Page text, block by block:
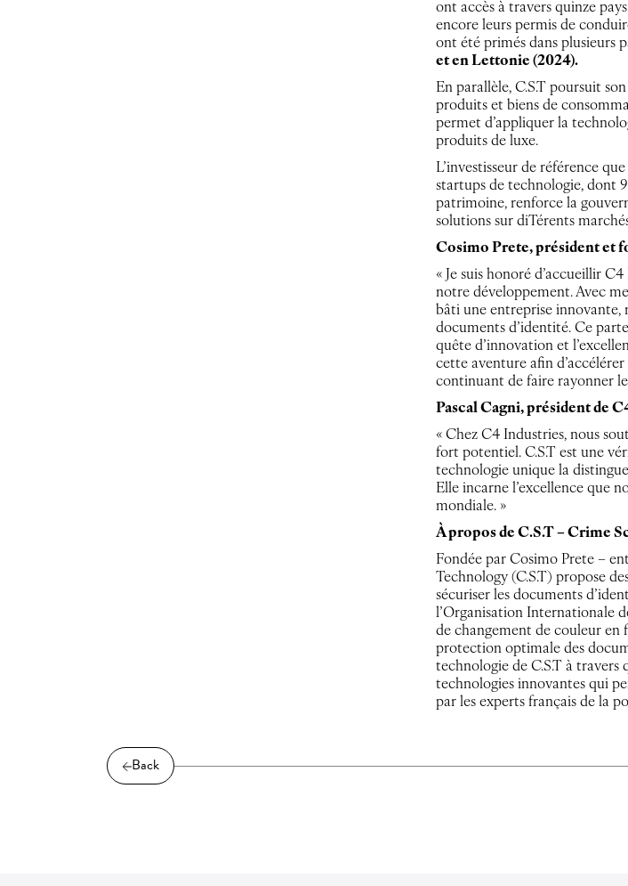
ont accès à travers quinze
encore leurs permis de
ont été primés dans plusieurs
et en Lettonie (2024).
En parallèle, C.S.T poursuit
produits et biens de
permet d’appliquer la
produits de luxe.
L’investisseur de référence
startups de technologie, dont
patrimoine, renforce la
solutions sur diTérents
Cosimo Prete, président et
« Je suis honoré d’accueillir
notre développement. Avec
bâti une entreprise innovante,
documents d’identité. Ce
quête d’innovation et
cette aventure afin
continuant de faire rayonner
Pascal Cagni, président de
« Chez C4 Industries, nous
fort potentiel. C.S.T est une
technologie unique la
Elle incarne l’excellence que
mondiale. »
À propos de C.S.T – Crime
Fondée par Cosimo Prete –
Technology (C.S.T) propose
sécuriser les documents
l’Organisation Internationale
de changement de couleur en
protection optimale des
technologie de C.S.T à travers
technologies innovantes qui
par les experts français de la
Back